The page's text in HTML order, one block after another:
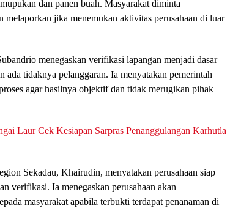
dan panen buah. Masyarakat diminta
melaporkan jika menemukan aktivitas perusahaan di luar
menegaskan verifikasi lapangan menjadi dasar
ada tidaknya pelanggaran. Ia menyatakan pemerintah
agar hasilnya objektif dan tidak merugikan pihak
Laur Cek Kesiapan Sarpras Penanggulangan Karhutla
Sekadau, Khairudin, menyatakan perusahaan siap
verifikasi. Ia menegaskan perusahaan akan
masyarakat apabila terbukti terdapat penanaman di